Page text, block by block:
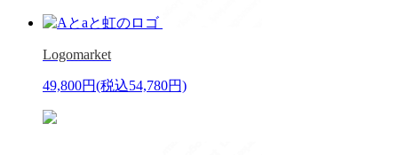
Logomarket
49,800円(税込54,780円)